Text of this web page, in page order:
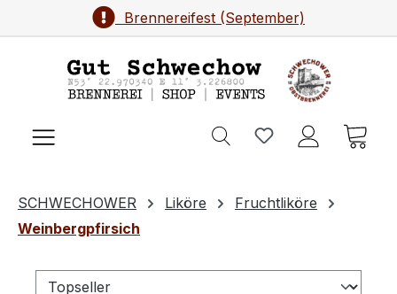
Zum Hauptinhalt springenBrennereifest (September)
SCHWECHOWER Liköre
Fruchtliköre
Weinbergpfirsich